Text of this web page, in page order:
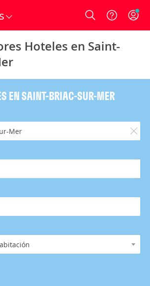
Login
Hoteles en Saint-
EN SAINT-BRIAC-SUR-MER